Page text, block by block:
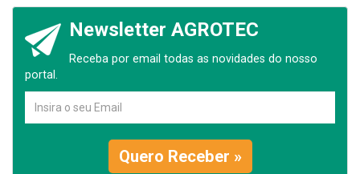
Newsletter AGROTEC
Receba por email todas as novidades do nosso
portal.
Quero Receber »